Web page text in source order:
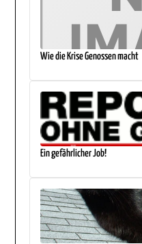
Wie die Krise Genossen macht
Ein gefährlicher Job!